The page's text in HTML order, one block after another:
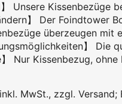
】 Unsere Kissenbezüge
】 Der Foindtower
überzeugen
】 Die
】 Nur Kissenbezug,
MwSt., zzgl.